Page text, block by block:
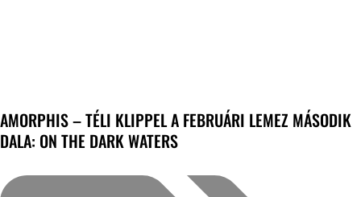
AMORPHIS – TÉLI KLIPPEL A FEBRUÁRI LEMEZ MÁSODIK
DALA: ON THE DARK WATERS